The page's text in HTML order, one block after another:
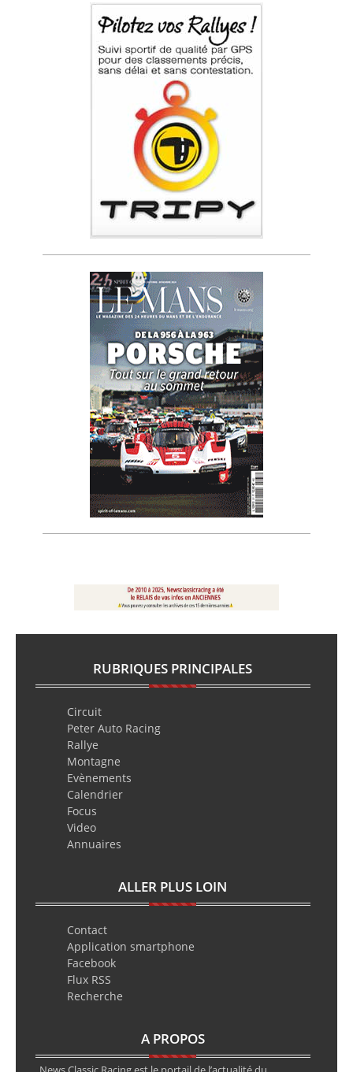
RUBRIQUES PRINCIPALES
Circuit
Peter Auto Racing
Rallye
Montagne
Evènements
Calendrier
Focus
Video
Annuaires
ALLER PLUS LOIN
Contact
Application smartphone
Facebook
Flux RSS
Recherche
A PROPOS